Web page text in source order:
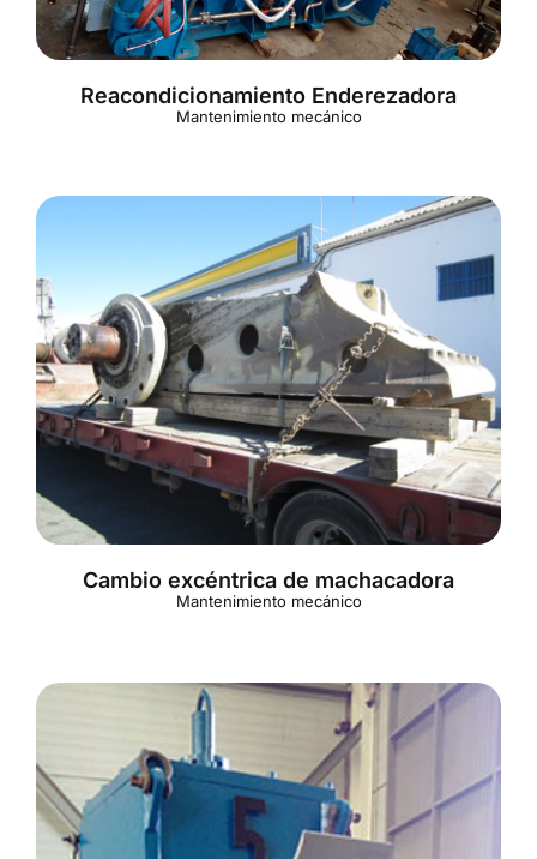
Reacondicionamiento Enderezadora
Mantenimiento mecánico
Cambio excéntrica de machacadora
Mantenimiento mecánico